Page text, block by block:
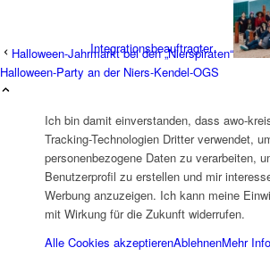
Integrationsbeauftragter
Familienbildungswerk (FBW)
Halloween-Jahrmarkt bei den „Nierspiraten“
Halloween-Party an der Niers-Kendel-OGS
Ich bin damit einverstanden, dass awo-
Tracking-Technologien Dritter verwendet,
personenbezogene Daten zu verarbeiten,
Benutzerprofil zu erstellen und mir
Werbung anzuzeigen. Ich kann meine
mit Wirkung für die Zukunft widerrufen.
Alle Cookies akzeptierenAblehnenMehr Info